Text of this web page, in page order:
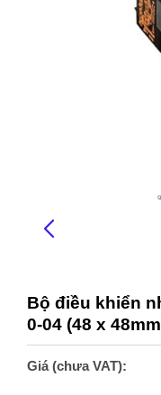
Bộ điều khiển
0-04 (48 x
Giá (chưa VAT):